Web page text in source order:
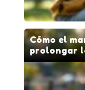
Cómo el
prolongar